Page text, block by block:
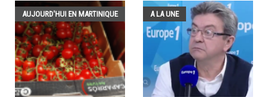
AUJOURD'HUI EN MARTINIQUE A LA UNE